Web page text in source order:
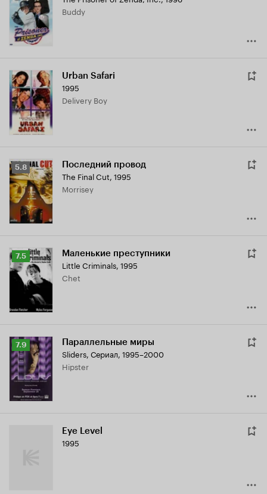
Buddy
Urban Safari
1995
Delivery Boy
Рейтинг
Кинопоиска
5.8
5.8 Последний провод
The Final Cut, 1995
Morrisey
Рейтинг
Кинопоиска
7.5
7.5 Маленькие преступники
Little Criminals, 1995
Chet
Рейтинг
Кинопоиска
7.9
7.9 Параллельные миры
Sliders, Сериал, 1995–2000
Hipster
Eye Level
1995